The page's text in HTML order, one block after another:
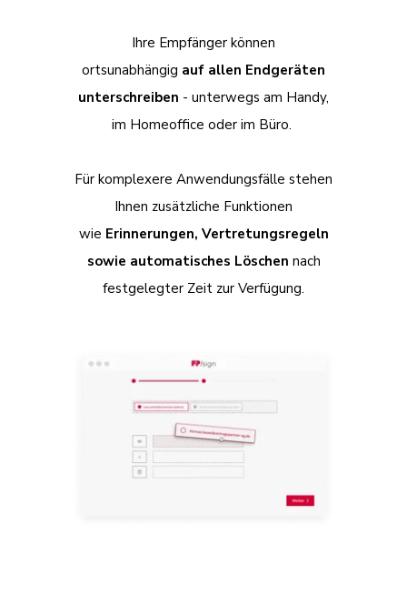
Ihre Empfänger können
ortsunabhängig auf allen Endgeräten
unterschreiben - unterwegs am Handy,
im Homeoffice oder im Büro.
Für komplexere Anwendungsfälle stehen
Ihnen zusätzliche Funktionen
wie Erinnerungen, Vertretungsregeln
sowie automatisches Löschen nach
festgelegter Zeit zur Verfügung.